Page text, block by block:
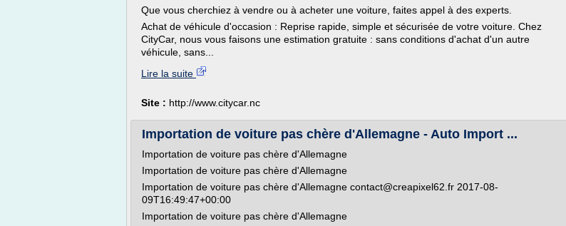
Que vous cherchiez à vendre ou à acheter une voiture, faites appel à des experts.
Achat de véhicule d'occasion : Reprise rapide, simple et sécurisée de votre voiture. Chez
CityCar, nous vous faisons une estimation gratuite : sans conditions d'achat d'un autre
véhicule, sans...
Lire la suite
Site : http://www.citycar.nc
Importation de voiture pas chère d'Allemagne - Auto Import ...
Importation de voiture pas chère d'Allemagne
Importation de voiture pas chère d'Allemagne
Importation de voiture pas chère d'Allemagne contact@creapixel62.fr 2017-08-
09T16:49:47+00:00
Importation de voiture pas chère d'Allemagne